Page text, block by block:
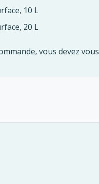
10 L
20 L
vous devez vous